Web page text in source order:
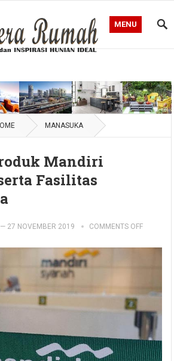
MENU
MANASUKA
Mandiri
Fasilitas
— 27 NOVEMBER 2019 COMMENTS OFF